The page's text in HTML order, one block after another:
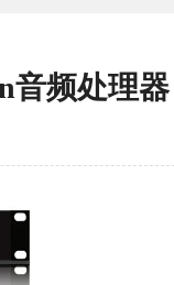
音频处理器